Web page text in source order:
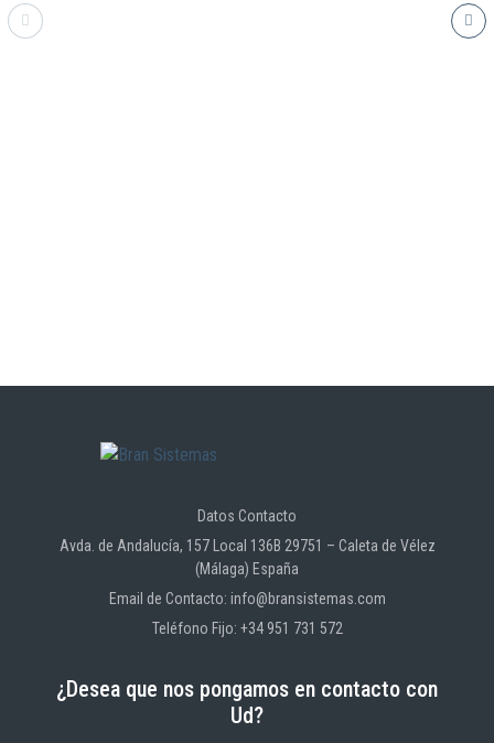
Datos Contacto
Avda. de Andalucía, 157 Local 136B 29751 – Caleta de Vélez
(Málaga) España
Email de Contacto: info@bransistemas.com
Teléfono Fijo: +34 951 731 572
¿Desea que nos pongamos en contacto con
Ud?